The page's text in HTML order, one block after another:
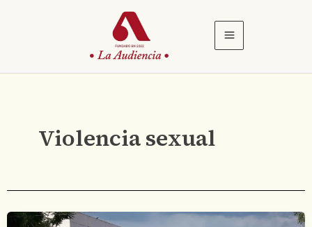
Violencia sexual